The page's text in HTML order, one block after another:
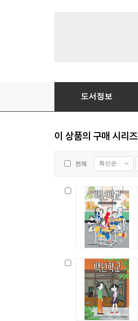
백년학교 3
도서정보
이 상품의 구매 시리즈
전체 최신순